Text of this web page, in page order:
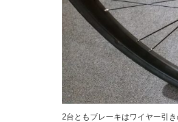
2台ともブレーキはワイヤー引き